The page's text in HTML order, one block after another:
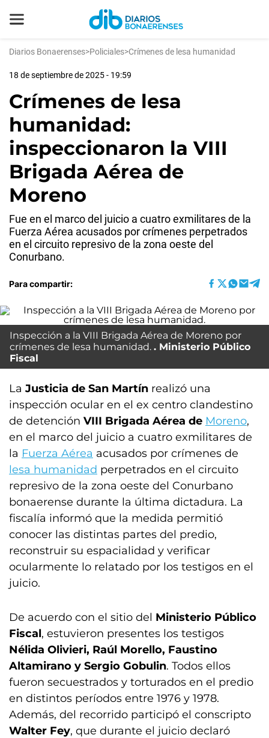
Diarios Bonaerenses>Policiales>Crímenes de lesa humanidad
18 de septiembre de 2025 - 19:59
Crímenes de lesa
humanidad:
inspeccionaron la VIII
Brigada Aérea de
Moreno
Fue en el marco del juicio a cuatro exmilitares de la
Fuerza Aérea acusados por crímenes perpetrados
en el circuito represivo de la zona oeste del
Conurbano.
Para compartir:
Inspección a la VIII Brigada Aérea de Moreno por
crímenes de lesa humanidad.
Ministerio Público
Fiscal
La Justicia de San Martín realizó una
inspección ocular en el ex centro clandestino
de detención VIII Brigada Aérea de Moreno,
en el marco del juicio a cuatro exmilitares de
la Fuerza Aérea acusados por crímenes de
lesa humanidad perpetrados en el circuito
represivo de la zona oeste del Conurbano
bonaerense durante la última dictadura. La
fiscalía informó que la medida permitió
conocer las distintas partes del predio,
reconstruir su espacialidad y verificar
ocularmente lo relatado por los testigos en el
juicio.
De acuerdo con el sitio del Ministerio Público
Fiscal, estuvieron presentes los testigos
Nélida Olivieri, Raúl Morello, Faustino
Altamirano y Sergio Gobulin. Todos ellos
fueron secuestrados y torturados en el predio
en distintos períodos entre 1976 y 1978.
Además, del recorrido participó el conscripto
Walter Fey, que durante el juicio declaró